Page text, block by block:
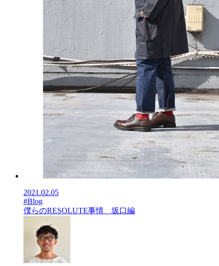
2021.02.05
#Blog
僕らのRESOLUTE事情 坂口編